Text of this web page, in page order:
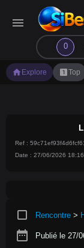
menu
0
search
home Explore looks_oneTop
Ref :
Date : 27/06/2026 18:16
crop_square Rencontre >
date_range Publié le 27/